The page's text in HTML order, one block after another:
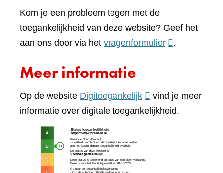
Kom je een probleem tegen met de
toegankelijkheid van deze website? Geef het
aan ons door via het vragenformulier(verwijst
website)
.
Meer informatie
Op de website Digitoegankelijk(verwijst
naar
vind je meer
informatie over digitale toegankelijkheid.